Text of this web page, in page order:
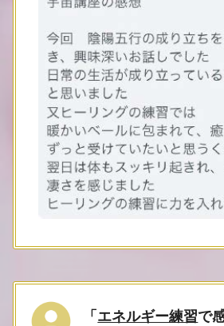
「 エネルギー練習で